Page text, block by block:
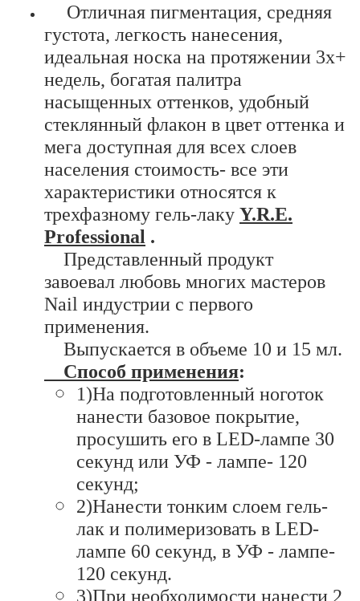
Отличная пигментация, средняя
густота, легкость нанесения,
идеальная носка на протяжении 3х+
недель, богатая палитра
насыщенных оттенков, удобный
стеклянный флакон в цвет оттенка и
мега доступная для всех слоев
населения стоимость- все эти
характеристики относятся к
трехфазному гель-лаку Y.R.E.
Professional .
Представленный продукт
завоевал любовь многих мастеров
Nail индустрии с первого
применения.
Выпускается в объеме 10 и 15 мл.
Способ применения:
1)На подготовленный ноготок
нанести базовое покрытие,
просушить его в LED-лампе 30
секунд или УФ - лампе- 120
секунд;
2)Нанести тонким слоем гель-
лак и полимеризовать в LED-
лампе 60 секунд, в УФ - лампе-
120 секунд.
3)При необходимости нанести 2